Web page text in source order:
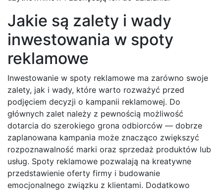
Jakie są zalety i wady
inwestowania w spoty
reklamowe
Inwestowanie w spoty reklamowe ma zarówno swoje
zalety, jak i wady, które warto rozważyć przed
podjęciem decyzji o kampanii reklamowej. Do
głównych zalet należy z pewnością możliwość
dotarcia do szerokiego grona odbiorców — dobrze
zaplanowana kampania może znacząco zwiększyć
rozpoznawalność marki oraz sprzedaż produktów lub
usług. Spoty reklamowe pozwalają na kreatywne
przedstawienie oferty firmy i budowanie
emocjonalnego związku z klientami. Dodatkowo